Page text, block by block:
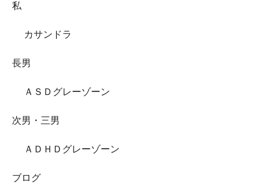
私
カサンドラ
長男
ＡＳＤグレーゾーン
次男・三男
ＡＤＨＤグレーゾーン
ブログ